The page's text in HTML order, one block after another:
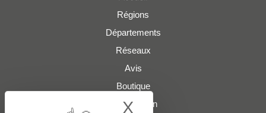
Régions
Départements
Réseaux
Avis
Boutique
Présentation
X Hide cookie